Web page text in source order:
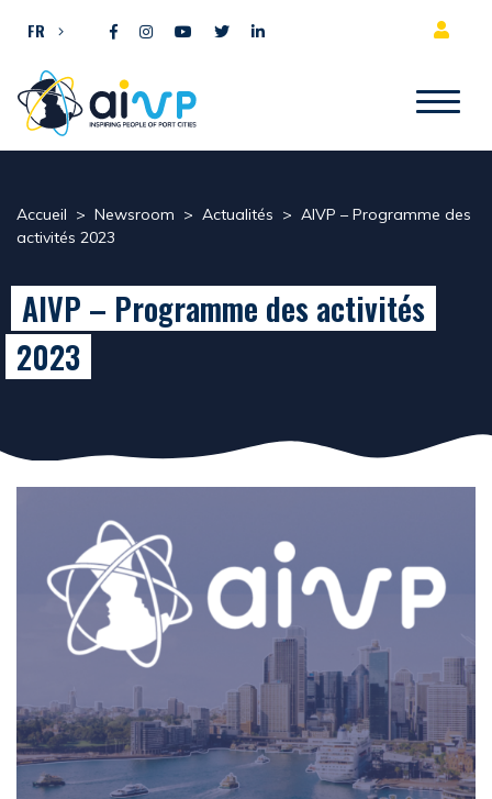
FR
Accueil > Newsroom > Actualités > AIVP – Programme des
activités 2023
AIVP – Programme des activités
2023